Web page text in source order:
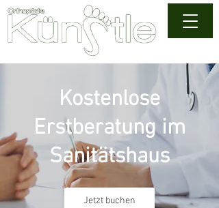
Kostenlose
Erstberatung im
Sanitätshaus
Jetzt buchen